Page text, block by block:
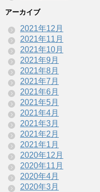
アーカイブ
2021年12月
2021年11月
2021年10月
2021年9月
2021年8月
2021年7月
2021年6月
2021年5月
2021年4月
2021年3月
2021年2月
2021年1月
2020年12月
2020年11月
2020年4月
2020年3月